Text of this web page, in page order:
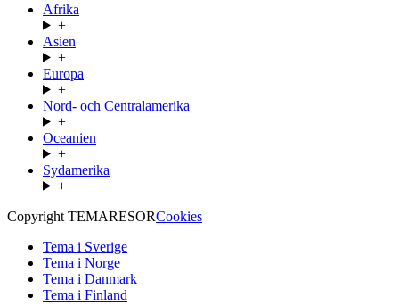
Afrika
+
Asien
+
Europa
+
Nord- och Centralamerika
+
Oceanien
+
Sydamerika
+
Copyright TEMARESORCookies
Tema i Sverige
Tema i Norge
Tema i Danmark
Tema i Finland